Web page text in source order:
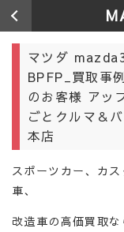
マツダ
BPFP_買取事
のお客様 アッ
ごとクルマ＆
本店
スポーツカー、カ
車、
改造車の高価買取